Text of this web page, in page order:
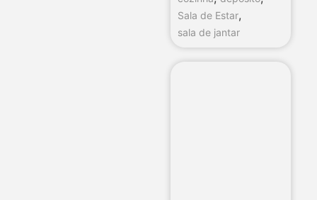
Sala de Estar,
sala de jantar